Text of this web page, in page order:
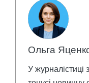
Ольга
У